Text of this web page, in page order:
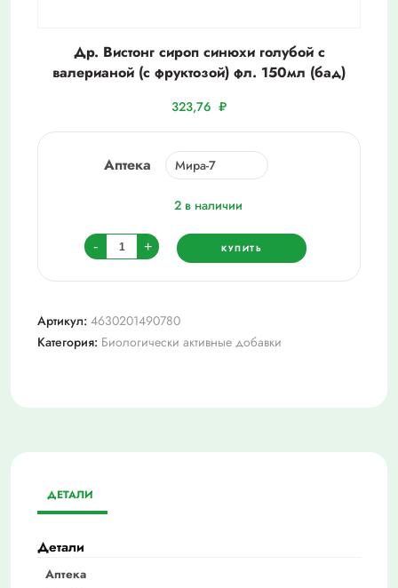
Др. Вистонг сироп синюхи голубой с
валерианой (с фруктозой) фл. 150мл (бад)
323,76 ₽
Аптека
2 в наличии
-
Количество
товара
Др.
сироп
синюхи
валерианой
фруктозой)
(бад)
+ КУПИТЬ
Артикул: 4630201490780
Категория: Биологически активные добавки
ДЕТАЛИ
Детали
Аптека